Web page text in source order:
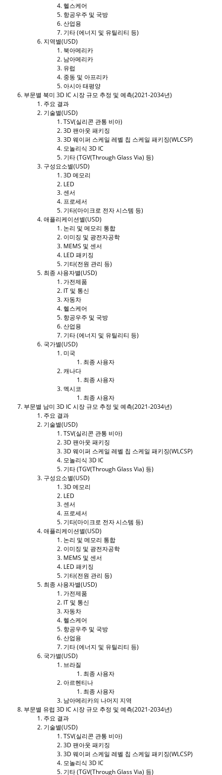
헬스케어
항공우주 및 국방
산업용
기타 (에너지 및 유틸리티 등)
지역별(USD)
북아메리카
남아메리카
유럽
중동 및 아프리카
아시아 태평양
부문별 북미 3D IC 시장 규모 추정 및 예측(2021-2034년)
주요 결과
기술별(USD)
TSV(실리콘 관통 비아)
3D 팬아웃 패키징
3D 웨이퍼 스케일 레벨 칩 스케일 패키징(WLCSP)
모놀리식 3D IC
기타 (TGV(Through Glass Via) 등)
구성요소별(USD)
3D 메모리
LED
센서
프로세서
기타(마이크로 전자 시스템 등)
애플리케이션별(USD)
논리 및 메모리 통합
이미징 및 광전자공학
MEMS 및 센서
LED 패키징
기타(전원 관리 등)
최종 사용자별(USD)
가전제품
IT 및 통신
자동차
헬스케어
항공우주 및 국방
산업용
기타 (에너지 및 유틸리티 등)
국가별(USD)
미국
최종 사용자
캐나다
최종 사용자
멕시코
최종 사용자
부문별 남미 3D IC 시장 규모 추정 및 예측(2021-2034년)
주요 결과
기술별(USD)
TSV(실리콘 관통 비아)
3D 팬아웃 패키징
3D 웨이퍼 스케일 레벨 칩 스케일 패키징(WLCSP)
모놀리식 3D IC
기타 (TGV(Through Glass Via) 등)
구성요소별(USD)
3D 메모리
LED
센서
프로세서
기타(마이크로 전자 시스템 등)
애플리케이션별(USD)
논리 및 메모리 통합
이미징 및 광전자공학
MEMS 및 센서
LED 패키징
기타(전원 관리 등)
최종 사용자별(USD)
가전제품
IT 및 통신
자동차
헬스케어
항공우주 및 국방
산업용
기타 (에너지 및 유틸리티 등)
국가별(USD)
브라질
최종 사용자
아르헨티나
최종 사용자
남아메리카의 나머지 지역
부문별 유럽 3D IC 시장 규모 추정 및 예측(2021-2034년)
주요 결과
기술별(USD)
TSV(실리콘 관통 비아)
3D 팬아웃 패키징
3D 웨이퍼 스케일 레벨 칩 스케일 패키징(WLCSP)
모놀리식 3D IC
기타 (TGV(Through Glass Via) 등)